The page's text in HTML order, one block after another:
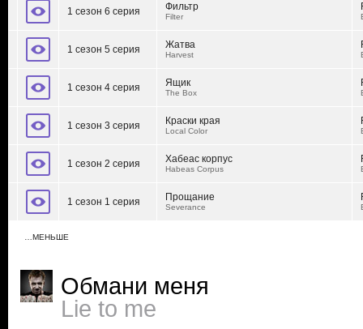
1 сезон 6 серия Фильтр
Filter
1 сезон 5 серия Жатва
Harvest
1 сезон 4 серия Ящик
The Box
1 сезон 3 серия Краски края
Local Color
1 сезон 2 серия Хабеас корпус
Habeas Corpus
1 сезон 1 серия Прощание
Severance
…МЕНЬШЕ
Обмани меня
Lie to me